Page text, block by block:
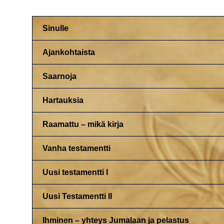
Sinulle
Ajankohtaista
Saarnoja
Hartauksia
Raamattu – mikä kirja
Vanha testamentti
Uusi testamentti I
Uusi Testamentti II
Ihminen – yhteys Jumalaan ja pelastus